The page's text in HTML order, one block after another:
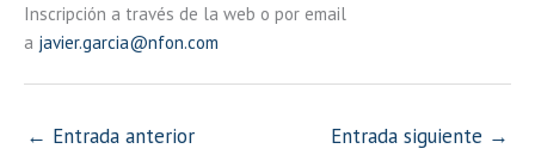
Inscripción a través de la web o por email
a javier.garcia@nfon.com
← Entrada anterior Entrada siguiente →